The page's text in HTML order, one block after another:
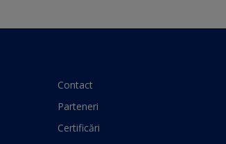
Contact
Parteneri
Certificări